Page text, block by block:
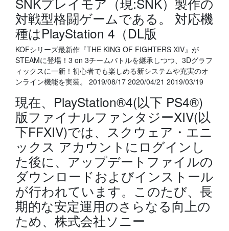
対戦型格闘ゲームである。 対応機
種はPlayStation 4（DL版
KOFシリーズ最新作『THE KING OF FIGHTERS XIV』が
STEAMに登場！3 on 3チームバトルを継承しつつ、3Dグラフ
ィックスに一新！初心者でも楽しめる新システムや充実のオ
ンライン機能を実装。 2019/08/17 2020/04/21 2019/03/19
現在、PlayStation®4(以下 PS4®)
版ファイナルファンタジーXIV(以
下FFXIV)では、スクウェア・エニ
ックス アカウントにログインし
た後に、アップデートファイルの
ダウンロードおよびインストール
が行われています。このたび、長
期的な安定運用のさらなる向上の
ため、株式会社ソニー